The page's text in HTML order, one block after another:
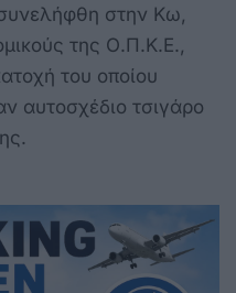
στην Κω,
της Ο.Π.Κ.Ε.,
του οποίου
αυτοσχέδιο τσιγάρο